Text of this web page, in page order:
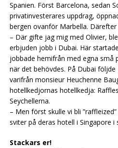
Spanien. Först Barcelona, sedan
privatinvesterares uppdrag,
bergen ovanför Marbella.
– Där gifte jag mig med Olivier,
erbjuden jobb i Dubai. Här
jobbade hemifrån med egna
när det behövdes. På Dubai
varifrån monsieur Heuchenne
hotellkedjornas hotellkedja:
Seychellerna.
– Men först skulle vi bli
sviter på deras hotell i Singapore i
Stackars er!